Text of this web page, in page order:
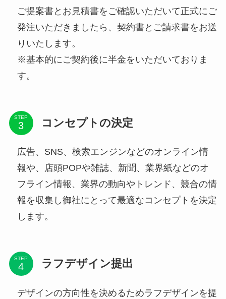
ご提案書とお見積書をご確認いただいて正式にご
発注いただきましたら、契約書とご請求書をお送
りいたします。
※基本的にご契約後に半金をいただいておりま
す。
STEP コンセプトの決定
広告、SNS、検索エンジンなどのオンライン情
報や、店頭POPや雑誌、新聞、業界紙などのオ
フライン情報、業界の動向やトレンド、競合の情
報を収集し御社にとって最適なコンセプトを決定
します。
STEP ラフデザイン提出
デザインの方向性を決めるためラフデザインを提